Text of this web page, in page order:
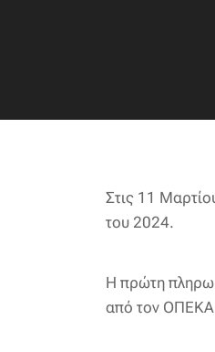
Στις 11
του 2024.
Η πρώτη
από τον